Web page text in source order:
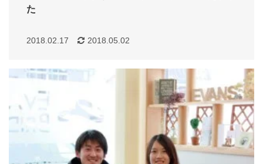
た
2018.02.17 2018.05.02